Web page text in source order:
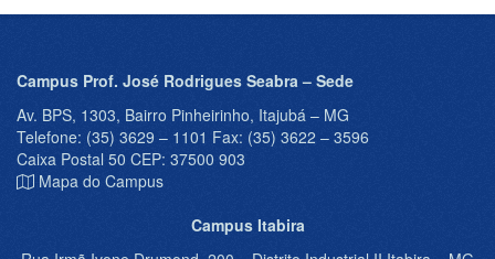
Campus Prof. José Rodrigues Seabra – Sede
Av. BPS, 1303, Bairro Pinheirinho, Itajubá – MG
Telefone: (35) 3629 – 1101 Fax: (35) 3622 – 3596
Caixa Postal 50 CEP: 37500 903
Mapa do Campus
Campus Itabira